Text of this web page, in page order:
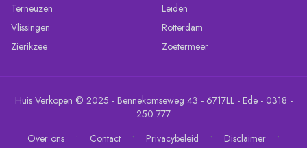
Terneuzen
Vlissingen
Zierikzee
Leiden
Rotterdam
Zoetermeer
Huis Verkopen © 2025 - Bennekomseweg 43 - 6717LL - Ede - 0318 -
250 777
Over ons
• Contact • Privacybeleid • Disclaimer •